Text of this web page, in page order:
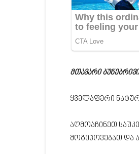
მთავარი
ყველაფერი
აღმოაჩინეთ
მოგეპოვებათ და